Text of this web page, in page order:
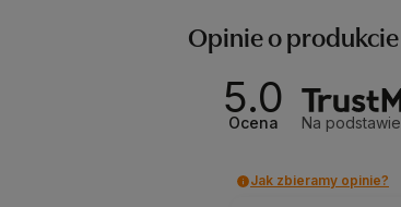
Opinie o produkcie
5.0
Ocena Na podstawie
Jak zbieramy opinie?